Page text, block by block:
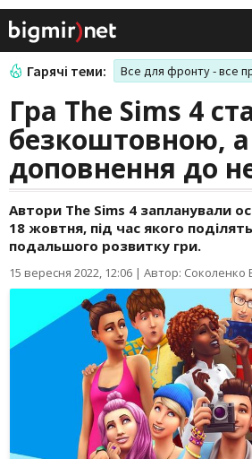
Гарячі теми: Все для фронту - все
Гра The Sims 4
безкоштовною, а
доповнення до
Автори The Sims 4 запланували
18 жовтня, під час якого
подальшого розвитку гри.
15 вересня 2022, 12:06 | Автор: Соколенко